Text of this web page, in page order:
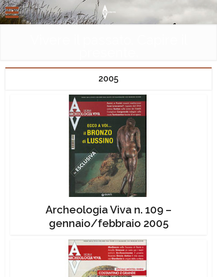
2005
Archeologia Viva n. 109 –
gennaio/febbraio 2005